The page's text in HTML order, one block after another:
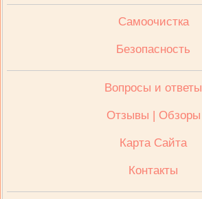
Cамоочистка
Безопасность
Вопросы и ответы
Отзывы | Обзоры
Карта Сайта
Контакты